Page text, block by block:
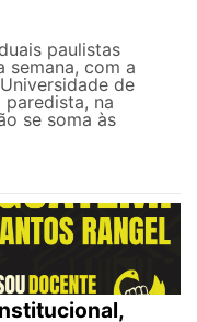
paulistas
semana, com a
de
paredista, na
se soma às